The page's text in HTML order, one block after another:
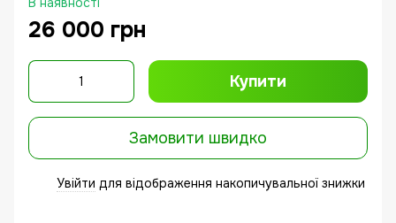
26 000 грн
Купити
Замовити швидко
Увійти для відображення накопичувальної знижки